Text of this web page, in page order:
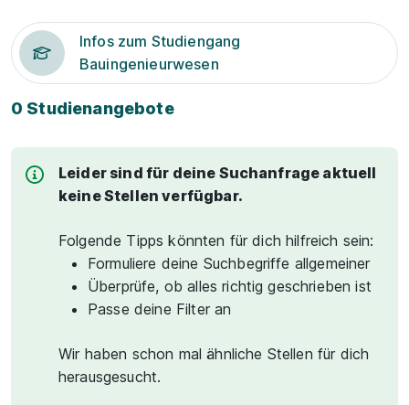
Infos zum Studiengang
Bauingenieurwesen
0 Studienangebote
Leider sind für deine Suchanfrage aktuell
keine Stellen verfügbar.
Folgende Tipps könnten für dich hilfreich sein:
Formuliere deine Suchbegriffe allgemeiner
Überprüfe, ob alles richtig geschrieben ist
Passe deine Filter an
Wir haben schon mal ähnliche Stellen für dich
herausgesucht.